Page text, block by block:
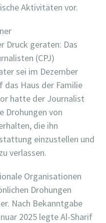
Aktivitäten vor.
Druck geraten: Das
(CPJ)
sei im Dezember
das Haus der Familie
hatte der Journalist
Drohungen von
die ihn
einzustellen und
verlassen.
Organisationen
Drohungen
Nach Bekanntgabe
2025 legte Al-Sharif